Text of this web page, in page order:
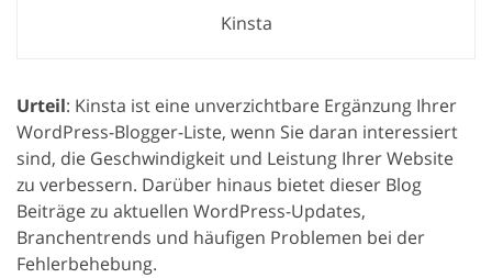
Kinsta
Urteil: Kinsta ist eine unverzichtbare Ergänzung Ihrer
WordPress-Blogger-Liste, wenn Sie daran interessiert
sind, die Geschwindigkeit und Leistung Ihrer Website
zu verbessern. Darüber hinaus bietet dieser Blog
Beiträge zu aktuellen WordPress-Updates,
Branchentrends und häufigen Problemen bei der
Fehlerbehebung.